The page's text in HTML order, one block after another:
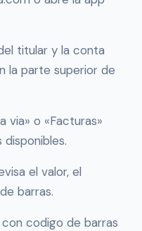
titular y la conta
la parte superior de
via» o «Facturas»
el valor, el
barras.
codigo de barras